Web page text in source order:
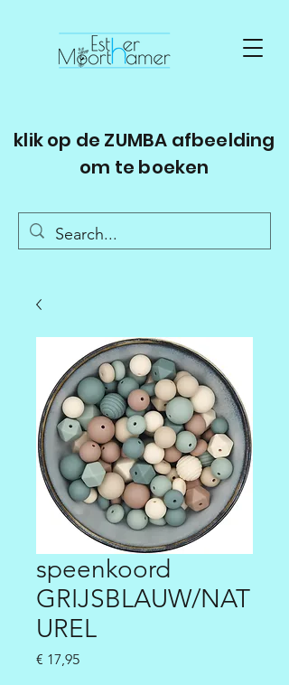
klik op de ZUMBA afbeelding
om te boeken
speenkoord
GRIJSBLAUW/NAT
UREL
€ 17,95Prijs